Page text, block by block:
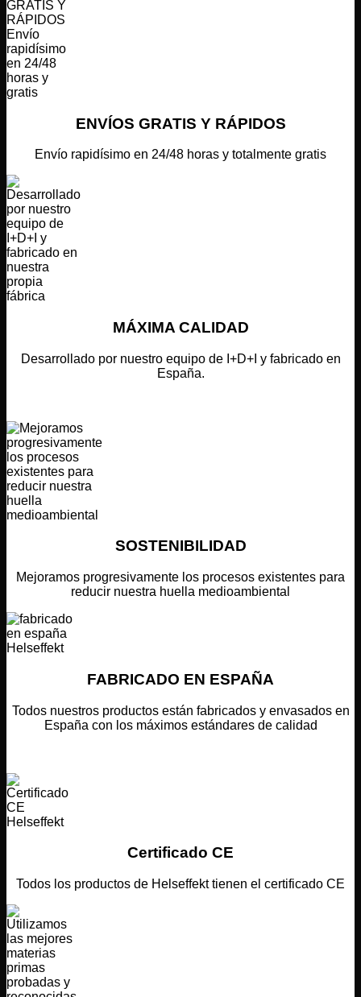
ENVÍOS GRATIS Y RÁPIDOS
Envío rapidísimo en 24/48 horas y totalmente gratis
MÁXIMA CALIDAD
Desarrollado por nuestro equipo de I+D+I y fabricado en
España.
SOSTENIBILIDAD
Mejoramos progresivamente los procesos existentes para
reducir nuestra huella medioambiental
FABRICADO EN ESPAÑA
Todos nuestros productos están fabricados y envasados en
España con los máximos estándares de calidad
Certificado CE
Todos los productos de Helseffekt tienen el certificado CE